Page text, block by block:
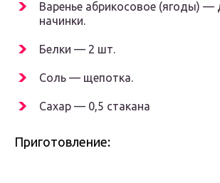
Варенье абрикосовое (ягоды) —
начинки.
Белки — 2 шт.
Соль — щепотка.
Сахар — 0,5 стакана
Приготовление: